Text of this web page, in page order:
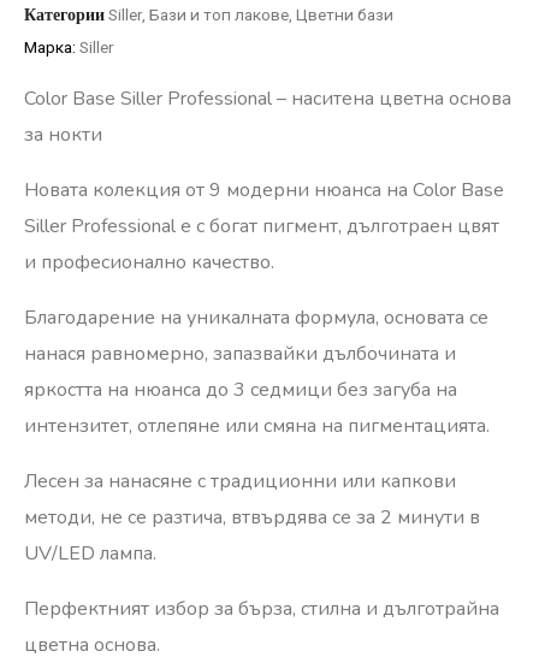
КатегорииSiller, Бази и топ лакове Цветни бази
Марка: Siller
Color Base Siller Professional – наситена цветна основа
за нокти
Новата колекция от 9 модерни нюанса на Color Base
Siller Professional е с богат пигмент, дълготраен цвят
и професионално качество.
Благодарение на уникалната формула, основата се
нанася равномерно, запазвайки дълбочината и
яркостта на нюанса до 3 седмици без загуба на
интензитет, отлепяне или смяна на пигментацията.
Лесен за нанасяне с традиционни или капкови
методи, не се разтича, втвърдява се за 2 минути в
UV/LED лампа.
Перфектният избор за бърза, стилна и дълготрайна
цветна основа.